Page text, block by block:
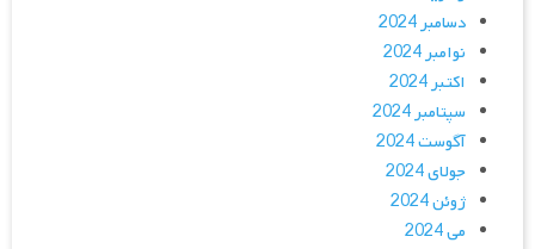
دسامبر 2024
نوامبر 2024
اکتبر 2024
سپتامبر 2024
آگوست 2024
جولای 2024
ژوئن 2024
می 2024